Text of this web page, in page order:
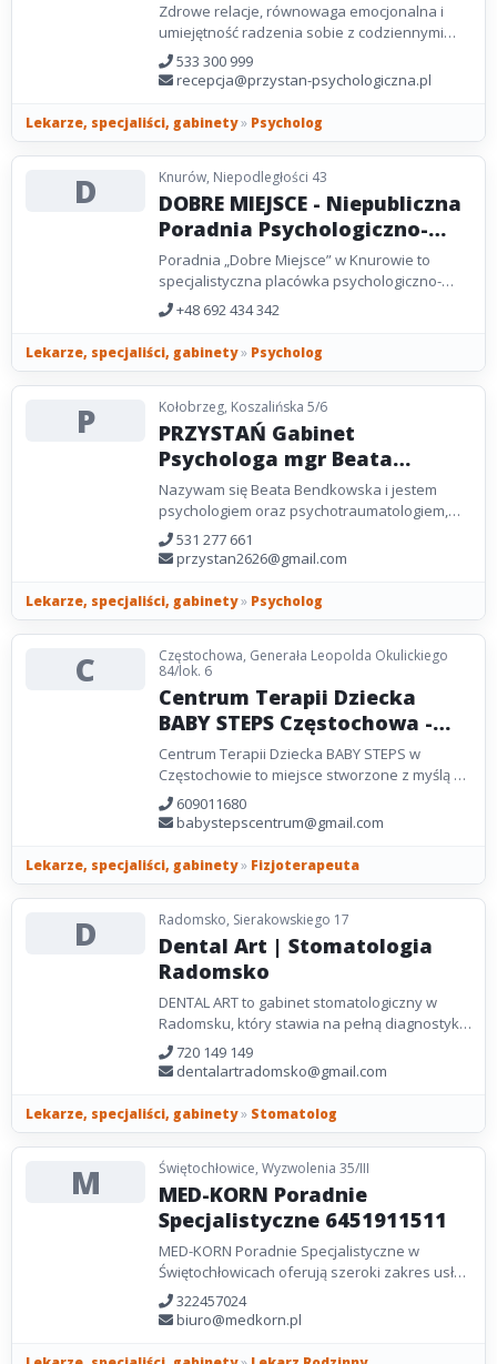
Zdrowe relacje, równowaga emocjonalna i
umiejętność radzenia sobie z codziennymi
wyzwaniami mają ogromny wpływ na jakość
życia. Kiedy...
533 300 999
recepcja@przystan-psychologiczna.pl
Lekarze, specjaliści, gabinety» Psycholog
D Knurów, Niepodległości 43
DOBRE MIEJSCE - Niepubliczna
Poradnia Psychologiczno-
Pedagogiczna
Poradnia „Dobre Miejsce” w Knurowie to
specjalistyczna placówka psychologiczno-
pedagogiczna, która zapewnia wsparcie
dzieciom, młodzieży,...
+48 692 434 342
Lekarze, specjaliści, gabinety» Psycholog
P Kołobrzeg, Koszalińska 5/6
PRZYSTAŃ Gabinet
Psychologa mgr Beata
Bendkowska
Nazywam się Beata Bendkowska i jestem
psychologiem oraz psychotraumatologiem,
wspierającym dorosłych, dzieci i młodzież w
odzyskiwaniu równowagi...
531 277 661
przystan2626@gmail.com
Lekarze, specjaliści, gabinety» Psycholog
C
Częstochowa, Generała Leopolda Okulickiego
84/lok. 6
Centrum Terapii Dziecka
BABY STEPS Częstochowa -
fizjoterapia - logopeda
dziecięcy - psycholog
dziecięcy
Centrum Terapii Dziecka BABY STEPS w
Częstochowie to miejsce stworzone z myślą o
kompleksowym wsparciu dzieci oraz ich
prawidłowym rozwoju....
609011680
babystepscentrum@gmail.com
Lekarze, specjaliści, gabinety» Fizjoterapeuta
D Radomsko, Sierakowskiego 17
Dental Art | Stomatologia
Radomsko
DENTAL ART to gabinet stomatologiczny w
Radomsku, który stawia na pełną diagnostykę
i skuteczne leczenie. Dzięki nowoczesnemu
zapleczu technologicznemu...
720 149 149
dentalartradomsko@gmail.com
Lekarze, specjaliści, gabinety» Stomatolog
M Świętochłowice, Wyzwolenia 35/III
MED-KORN Poradnie
Specjalistyczne 6451911511
MED-KORN Poradnie Specjalistyczne w
Świętochłowicach oferują szeroki zakres usług
medycznych dla dzieci i dorosłych. Pacjenci
mogą skorzystać...
322457024
biuro@medkorn.pl